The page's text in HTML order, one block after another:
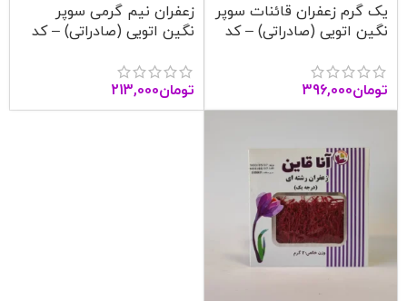
یک گرم زعفران قائنات سوپر
نگین اتویی (صادراتی) – کد
تومان396,000
زعفران نیم گرمی سوپر
نگین اتویی (صادراتی) – کد
تومان213,000